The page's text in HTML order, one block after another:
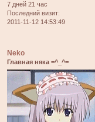
7 дней 21 час
Последний визит:
2011-11-12 14:53:49
Neko
Главная няка =^_^=